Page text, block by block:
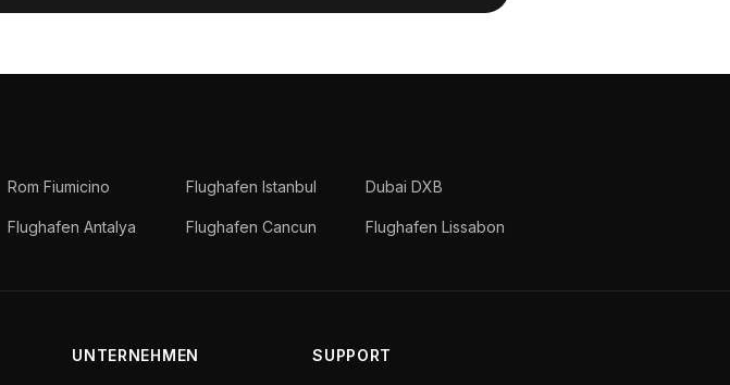
Rom Fiumicino Flughafen Istanbul Dubai DXB
Flughafen Antalya Flughafen Cancun Flughafen Lissabon
UNTERNEHMEN SUPPORT